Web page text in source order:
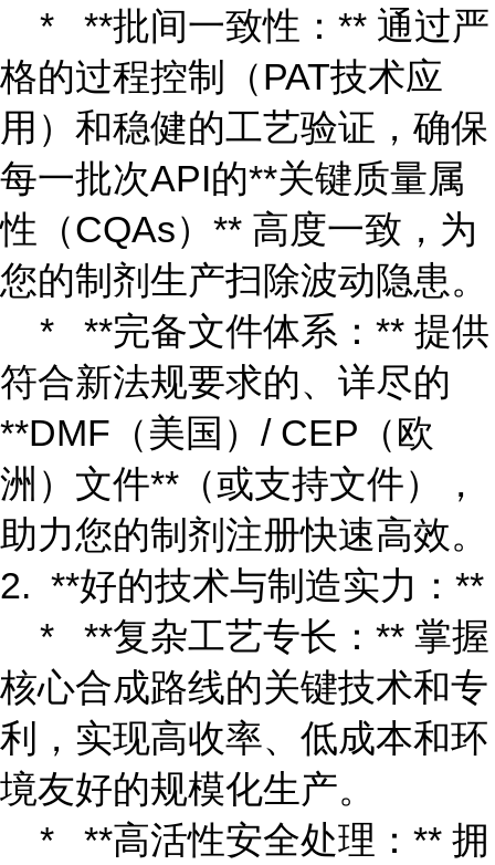
* **批间一致性：** 通过严
格的过程控制（PAT技术应
用）和稳健的工艺验证，确保
每一批次API的**关键质量属
性（CQAs）** 高度一致，为
您的制剂生产扫除波动隐患。
* **完备文件体系：** 提供
符合新法规要求的、详尽的
**DMF（美国）/ CEP（欧
洲）文件**（或支持文件），
助力您的制剂注册快速高效。
2. **好的技术与制造实力：**
* **复杂工艺专长：** 掌握
核心合成路线的关键技术和专
利，实现高收率、低成本和环
境友好的规模化生产。
* **高活性安全处理：** 拥